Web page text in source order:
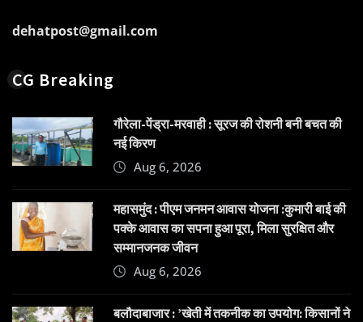
dehatpost@gmail.com
CG Breaking
गौरेला-पेंड्रा-मरवाही : सूरज की रोशनी बनी बचत की
नई किरण
Aug 6, 2026
महासमुंद : पीएम जनमन आवास योजना :कुमारी बाई की
पक्के आवास का सपना हुआ पूरा, मिला सुरक्षित और
सम्मानजनक जीवन
Aug 6, 2026
बलौदाबाजार : ’खेती में तकनीक का उपयोग: किसानों ने